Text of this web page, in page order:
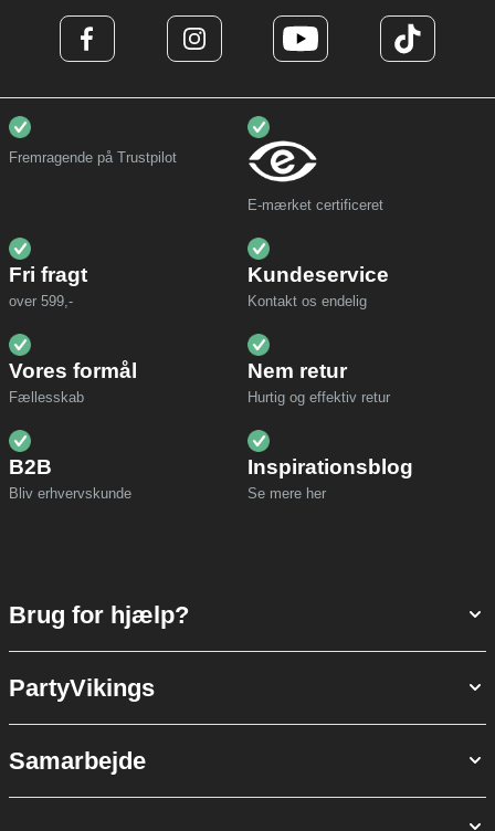
Fremragende på Trustpilot
E-mærket certificeret
Fri fragt
over 599,-
Kundeservice
Kontakt os endelig
Vores formål
Fællesskab
Nem retur
Hurtig og effektiv retur
B2B
Bliv erhvervskunde
Inspirationsblog
Se mere her
Brug for hjælp?
PartyVikings
Samarbejde